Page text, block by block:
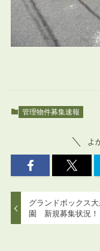
管理物件募集速報
よ
グランドボックス
園 新規募集状況！